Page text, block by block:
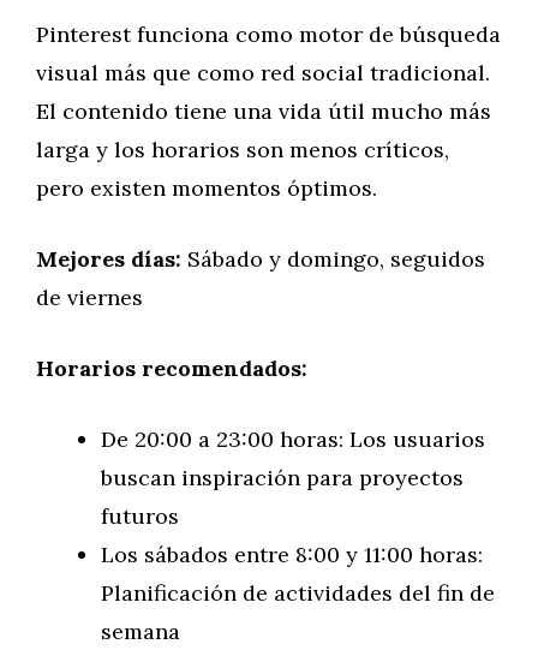
Pinterest funciona como motor de búsqueda
visual más que como red social tradicional.
El contenido tiene una vida útil mucho más
larga y los horarios son menos críticos,
pero existen momentos óptimos.
Mejores días: Sábado y domingo, seguidos
de viernes
Horarios recomendados:
De 20:00 a 23:00 horas: Los usuarios
buscan inspiración para proyectos
futuros
Los sábados entre 8:00 y 11:00 horas:
Planificación de actividades del fin de
semana